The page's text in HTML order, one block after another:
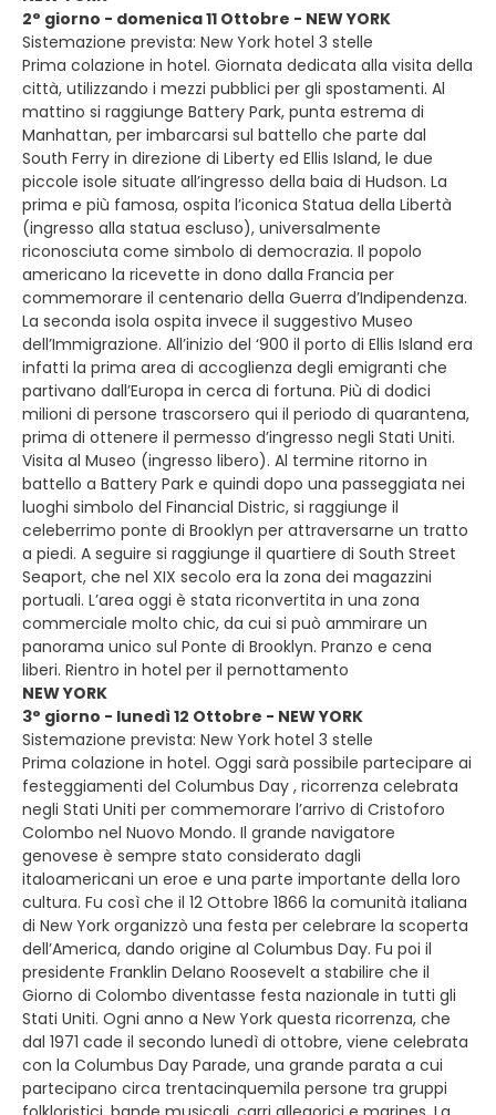
2° giorno - domenica 11 Ottobre - NEW YORK
Sistemazione prevista: New York hotel 3 stelle
Prima colazione in hotel. Giornata dedicata alla visita della
città, utilizzando i mezzi pubblici per gli spostamenti. Al
mattino si raggiunge Battery Park, punta estrema di
Manhattan, per imbarcarsi sul battello che parte dal
South Ferry in direzione di Liberty ed Ellis Island, le due
piccole isole situate all’ingresso della baia di Hudson. La
prima e più famosa, ospita l’iconica Statua della Libertà
(ingresso alla statua escluso), universalmente
riconosciuta come simbolo di democrazia. Il popolo
americano la ricevette in dono dalla Francia per
commemorare il centenario della Guerra d’Indipendenza.
La seconda isola ospita invece il suggestivo Museo
dell’Immigrazione. All’inizio del ‘900 il porto di Ellis Island era
infatti la prima area di accoglienza degli emigranti che
partivano dall’Europa in cerca di fortuna. Più di dodici
milioni di persone trascorsero qui il periodo di quarantena,
prima di ottenere il permesso d’ingresso negli Stati Uniti.
Visita al Museo (ingresso libero). Al termine ritorno in
battello a Battery Park e quindi dopo una passeggiata nei
luoghi simbolo del Financial Distric, si raggiunge il
celeberrimo ponte di Brooklyn per attraversarne un tratto
a piedi. A seguire si raggiunge il quartiere di South Street
Seaport, che nel XIX secolo era la zona dei magazzini
portuali. L’area oggi è stata riconvertita in una zona
commerciale molto chic, da cui si può ammirare un
panorama unico sul Ponte di Brooklyn. Pranzo e cena
liberi. Rientro in hotel per il pernottamento
NEW YORK
3° giorno - lunedì 12 Ottobre - NEW YORK
Sistemazione prevista: New York hotel 3 stelle
Prima colazione in hotel. Oggi sarà possibile partecipare ai
festeggiamenti del Columbus Day , ricorrenza celebrata
negli Stati Uniti per commemorare l’arrivo di Cristoforo
Colombo nel Nuovo Mondo. Il grande navigatore
genovese è sempre stato considerato dagli
italoamericani un eroe e una parte importante della loro
cultura. Fu così che il 12 Ottobre 1866 la comunità italiana
di New York organizzò una festa per celebrare la scoperta
dell’America, dando origine al Columbus Day. Fu poi il
presidente Franklin Delano Roosevelt a stabilire che il
Giorno di Colombo diventasse festa nazionale in tutti gli
Stati Uniti. Ogni anno a New York questa ricorrenza, che
dal 1971 cade il secondo lunedì di ottobre, viene celebrata
con la Columbus Day Parade, una grande parata a cui
partecipano circa trentacinquemila persone tra gruppi